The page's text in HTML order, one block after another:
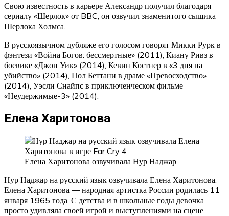
Свою известность в карьере Александр получил благодаря
сериалу «Шерлок» от BBC, он озвучил знаменитого сыщика
Шерлока Холмса.
В русскоязычном дубляже его голосом говорят Микки Рурк в
фэнтези «Война Богов: бессмертные» (2011), Киану Ривз в
боевике «Джон Уик» (2014), Кевин Костнер в «3 дня на
убийство» (2014), Пол Беттани в драме «Превосходство»
(2014), Уэсли Снайпс в приключенческом фильме
«Неудержимые-3» (2014).
Елена Харитонова
Елена Харитонова озвучивала Нур Наджар
Нур Наджар на русский язык озвучивала Елена Харитонова.
Елена Харитонова — народная артистка России родилась 11
января 1965 года. С детства и в школьные годы девочка
просто удивляла своей игрой и выступлениями на сцене.